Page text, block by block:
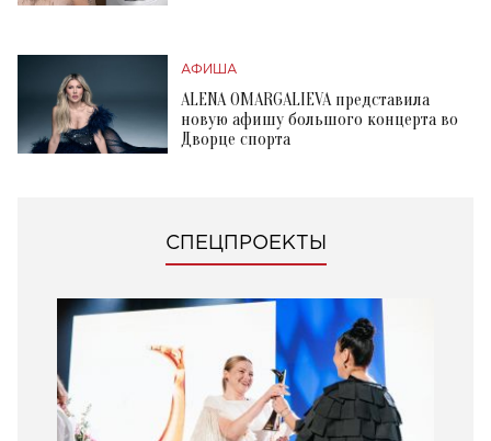
АФИША
ALENA OMARGALIEVA представила
новую афишу большого концерта во
Дворце спорта
СПЕЦПРОЕКТЫ